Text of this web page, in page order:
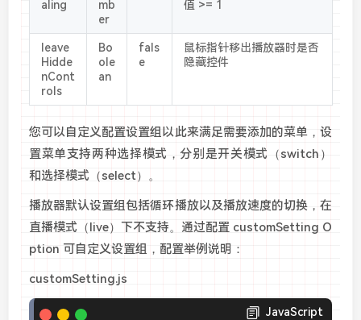
aling
mb
er
值 >= 1
leave
Hidde
nCont
rols
Bo
ole
an
fals
e
鼠标指针移出播放器时是否
隐藏控件
您可以自定义配置设置组以此来满足需要添加的菜单，设
置菜单支持两种选择模式，分别是开关模式（switch）
和选择模式（select）。
播放器默认设置组包括循环播放以及播放速度的切换，在
直播模式（live）下不支持。通过配置 customSetting O
ption 可自定义设置组，配置举例说明：
customSetting.js
JavaScript